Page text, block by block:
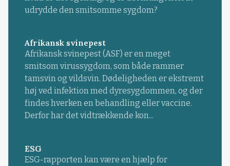
udrydde den smitsomme sygdom?
Afrikansk svinepest
Afrikansk svinepest (ASF) er en meget
smitsom virussygdom, som både rammer
tamsvin og vildsvin. Dødeligheden er ekstremt
høj ved infektion med dyresygdommen, og der
findes hverken en behandling eller vaccine.
Derfor har det vidtrækkende kon...
ESG
ESG-rapporten kan være en hjælp for